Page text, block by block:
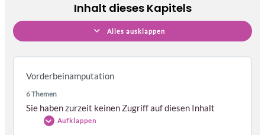
Inhalt dieses Kapitels
Alles ausklappen
Vorderbeinamputation
6 Themen
Sie haben zurzeit keinen Zugriff auf diesen Inhalt
Aufklappen